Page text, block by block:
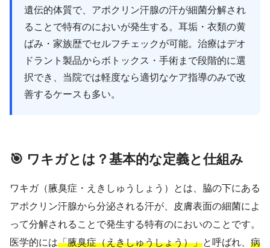
遺伝的体質で、アポクリン汗腺の汗が細菌分解され
ることで特有のにおいが発生する。耳垢・衣類の黄
ばみ・家族歴でセルフチェックが可能。治療はデオ
ドラント製品からボトックス・手術まで段階的に選
択でき、当院では軽度なら適切なケア指導のみで改
善するケースも多い。
🎯 ワキガとは？基本的な定義と仕組み
ワキガ（腋臭症・えきしゅうしょう）とは、脇の下にある
アポクリン汗腺から分泌される汗が、皮膚表面の細菌によ
って分解されることで発生する特有のにおいのことです。
医学的には「腋臭症（えきしゅうしょう）」と呼ばれ、 病